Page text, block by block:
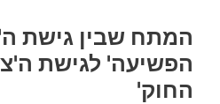
המתח שבין גישת
הפשיעה' לגישת
החוק'